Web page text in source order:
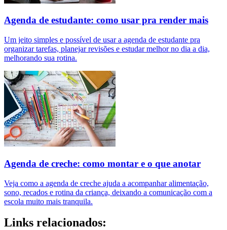
Agenda de estudante: como usar pra render mais
Um jeito simples e possível de usar a agenda de estudante pra
organizar tarefas, planejar revisões e estudar melhor no dia a dia,
melhorando sua rotina.
Agenda de creche: como montar e o que anotar
Veja como a agenda de creche ajuda a acompanhar alimentação,
sono, recados e rotina da criança, deixando a comunicação com a
escola muito mais tranquila.
Links relacionados: